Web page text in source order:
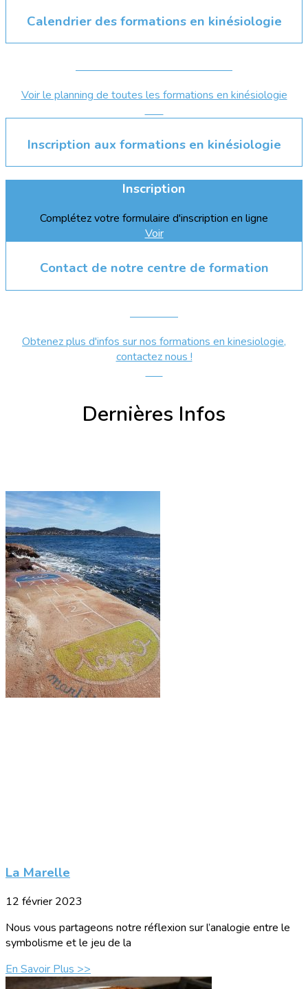
Calendrier des formations en kinésiologie
Voir le planning de toutes les formations en kinésiologie
Inscription aux formations en kinésiologie
Inscription
Complétez votre formulaire d'inscription en ligne
Voir
Contact de notre centre de formation
Contact
Obtenez plus d'infos sur nos formations en kinesiologie,
contactez nous !
Dernières Infos
La Marelle
12 février 2023
Nous vous partageons notre réflexion sur l’analogie entre le
symbolisme et le jeu de la
En Savoir Plus >>